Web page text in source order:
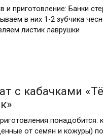
и приготовление: Банки
в них 1-2 зубчика
листик лаврушки
с кабачками
понадобится:
от семян и кожуры)